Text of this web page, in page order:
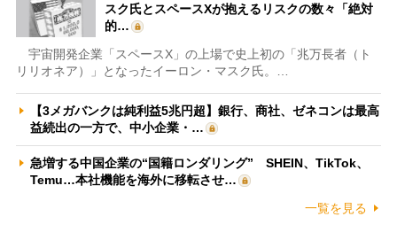
スク氏とスペースXが抱えるリスクの数々「絶対
的…
宇宙開発企業「スペースX」の上場で史上初の「兆万長者（ト
リリオネア）」となったイーロン・マスク氏。…
【3メガバンクは純利益5兆円超】銀行、商社、ゼネコンは最高
益続出の一方で、中小企業・…
急増する中国企業の“国籍ロンダリング” SHEIN、TikTok、
Temu…本社機能を海外に移転させ…
一覧を見る